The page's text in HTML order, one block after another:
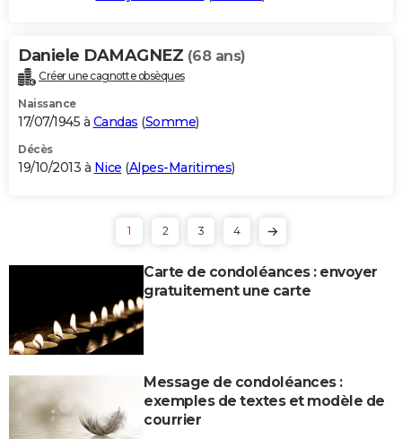
Daniele DAMAGNEZ (68 ans)
Créer une cagnotte obsèques
Naissance
17/07/1945 à Candas (Somme)
Décès
19/10/2013 à Nice (Alpes-Maritimes)
1 2 3 4
Carte de condoléances : envoyer
gratuitement une carte
Message de condoléances :
exemples de textes et modèle de
courrier